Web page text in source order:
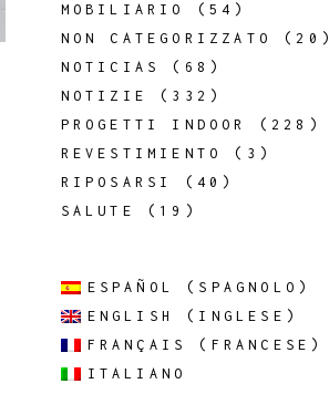
MOBILIARIO
(54)
NON CATEGORIZZATO
(20)
NOTICIAS
(68)
NOTIZIE
(332)
PROGETTI INDOOR
(228)
REVESTIMIENTO
(3)
RIPOSARSI
(40)
SALUTE
(19)
ESPAÑOL ( SPAGNOLO )
ENGLISH
( INGLESE )
FRANÇAIS
( FRANCESE )
ITALIANO